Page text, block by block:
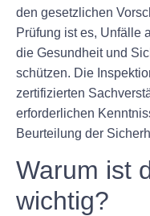
den gesetzlichen
Prüfung ist es, Unfälle
die Gesundheit und
schützen. Die
zertifizierten
erforderlichen
Beurteilung der
Warum ist
wichtig?